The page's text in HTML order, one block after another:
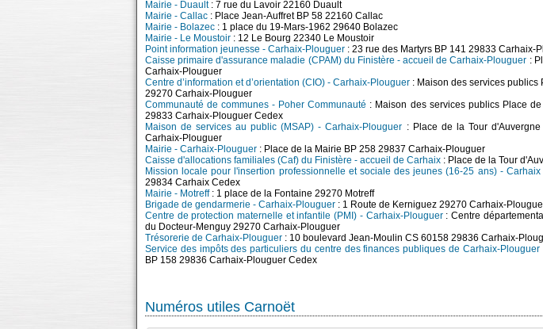
Mairie - Duault: 7 rue du Lavoir 22160 Duault
Mairie - Callac : Place Jean-Auffret BP 58 22160 Callac
Mairie - Bolazec : 1 place du 19-Mars-1962 29640 Bolazec
Mairie - Le Moustoir : 12 Le Bourg 22340 Le Moustoir
Point information jeunesse - Carhaix-Plouguer : 23 rue des Martyrs BP 141 29833 Carhaix-
Caisse primaire d'assurance maladie (CPAM) du Finistère - accueil de Carhaix-Plouguer :
Carhaix-Plouguer
Centre d’information et d’orientation (CIO) - Carhaix-Plouguer : Maison des services publics
29270 Carhaix-Plouguer
Communauté de communes - Poher Communauté : Maison des services publics Place
29833 Carhaix-Plouguer Cedex
Maison de services au public (MSAP) - Carhaix-Plouguer : Place de la Tour
Carhaix-Plouguer
Mairie - Carhaix-Plouguer : Place de la Mairie BP 258 29837 Carhaix-Plouguer
Caisse d'allocations familiales (Caf) du Finistère - accueil de Carhaix : Place de la Tour
Mission locale pour l'insertion professionnelle et sociale des jeunes (16-25 ans) - Carhaix
29834 Carhaix Cedex
Mairie - Motreff: 1 place de la Fontaine 29270 Motreff
Brigade de gendarmerie - Carhaix-Plouguer : 1 Route de Kerniguez 29270 Carhaix-
Centre de protection maternelle et infantile (PMI) - Carhaix-Plouguer: Centre
du Docteur-Menguy 29270 Carhaix-Plouguer
Trésorerie de Carhaix-Plouguer : 10 boulevard Jean-Moulin CS 60158 29836 Carhaix-
Service des impôts des particuliers du centre des finances publiques de Carhaix-Plouguer
BP 158 29836 Carhaix-Plouguer Cedex
Numéros utiles Carnoët